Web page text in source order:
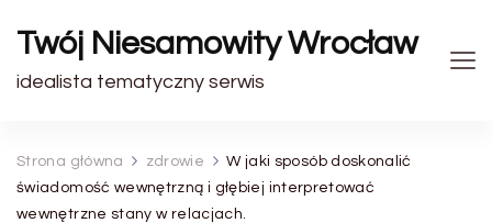
Twój Niesamowity Wrocław
idealista tematyczny serwis
Strona główna zdrowie
W jaki sposób doskonalić
świadomość wewnętrzną i głębiej interpretować
wewnętrzne stany w relacjach.